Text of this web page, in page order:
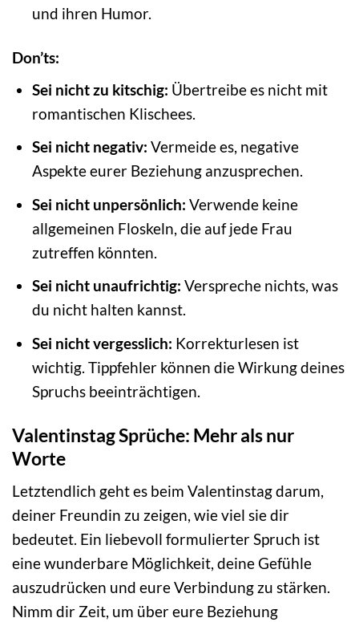
und ihren Humor.
Don’ts:
Sei nicht zu kitschig: Übertreibe es nicht mit
romantischen Klischees.
Sei nicht negativ: Vermeide es, negative
Aspekte eurer Beziehung anzusprechen.
Sei nicht unpersönlich: Verwende keine
allgemeinen Floskeln, die auf jede Frau
zutreffen könnten.
Sei nicht unaufrichtig: Verspreche nichts, was
du nicht halten kannst.
Sei nicht vergesslich: Korrekturlesen ist
wichtig. Tippfehler können die Wirkung deines
Spruchs beeinträchtigen.
Valentinstag Sprüche: Mehr als nur
Worte
Letztendlich geht es beim Valentinstag darum,
deiner Freundin zu zeigen, wie viel sie dir
bedeutet. Ein liebevoll formulierter Spruch ist
eine wunderbare Möglichkeit, deine Gefühle
auszudrücken und eure Verbindung zu stärken.
Nimm dir Zeit, um über eure Beziehung